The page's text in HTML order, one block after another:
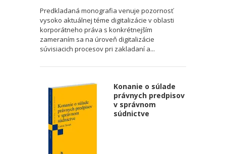
Predkladaná monografia venuje pozornosť
vysoko aktuálnej téme digitalizácie v oblasti
korporátneho práva s konkrétnejším
zameraním sa na úroveň digitalizácie
súvisiacich procesov pri zakladaní a...
Konanie o súlade
právnych predpisov
v správnom
súdnictve